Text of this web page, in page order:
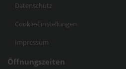
Datenschutz
Cookie-Einstellungen
Impressum
Öffnungszeiten